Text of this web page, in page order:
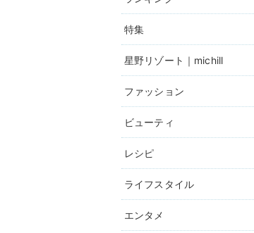
特集
星野リゾート｜michill
ファッション
ビューティ
レシピ
ライフスタイル
エンタメ